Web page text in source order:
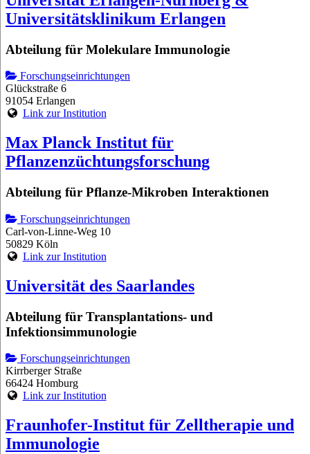
Universitätsklinikum Erlangen
Abteilung für Molekulare Immunologie
Forschungseinrichtungen
Glückstraße 6
91054 Erlangen
Link zur Institution
Max Planck Institut für
Pflanzenzüchtungsforschung
Abteilung für Pflanze-Mikroben Interaktionen
Forschungseinrichtungen
Carl-von-Linne-Weg 10
50829 Köln
Link zur Institution
Universität des Saarlandes
Abteilung für Transplantations- und
Infektionsimmunologie
Forschungseinrichtungen
Kirrberger Straße
66424 Homburg
Link zur Institution
Fraunhofer-Institut für Zelltherapie und
Immunologie